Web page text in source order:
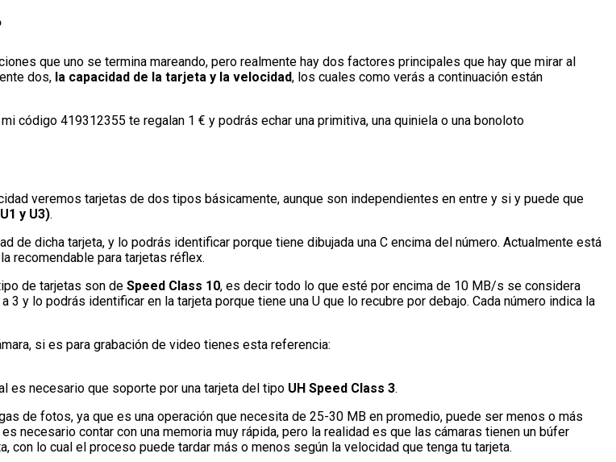
que uno se termina mareando, pero realmente hay dos factores principales que hay que mirar al
dos, la capacidad de la tarjeta y la velocidad, los cuales como verás a continuación están
código 419312355 te regalan 1 € y podrás echar una primitiva, una quiniela o una bonoloto
veremos tarjetas de dos tipos básicamente, aunque son independientes en entre y si y puede que
y U3).
de dicha tarjeta, y lo podrás identificar porque tiene dibujada una C encima del número. Actualmente está
recomendable para tarjetas réflex.
de tarjetas son de Speed Class 10, es decir todo lo que esté por encima de 10 MB/s se considera
y lo podrás identificar en la tarjeta porque tiene una U que lo recubre por debajo. Cada número indica la
si es para grabación de video tienes esta referencia:
es necesario que soporte por una tarjeta del tipo UH Speed Class 3.
de fotos, ya que es una operación que necesita de 25-30 MB en promedio, puede ser menos o más
necesario contar con una memoria muy rápida, pero la realidad es que las cámaras tienen un búfer
con lo cual el proceso puede tardar más o menos según la velocidad que tenga tu tarjeta.